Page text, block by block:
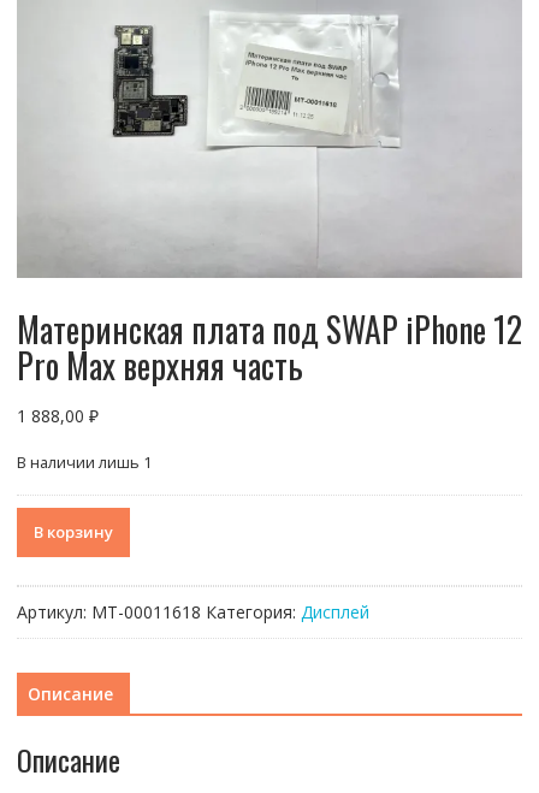
Материнская плата под SWAP iPhone 12
Pro Max верхняя часть
1 888,00 ₽
В наличии лишь 1
товара
под
iPhone
12
Max
В корзину
Артикул: МТ-00011618 Категория: Дисплей
Описание
Описание